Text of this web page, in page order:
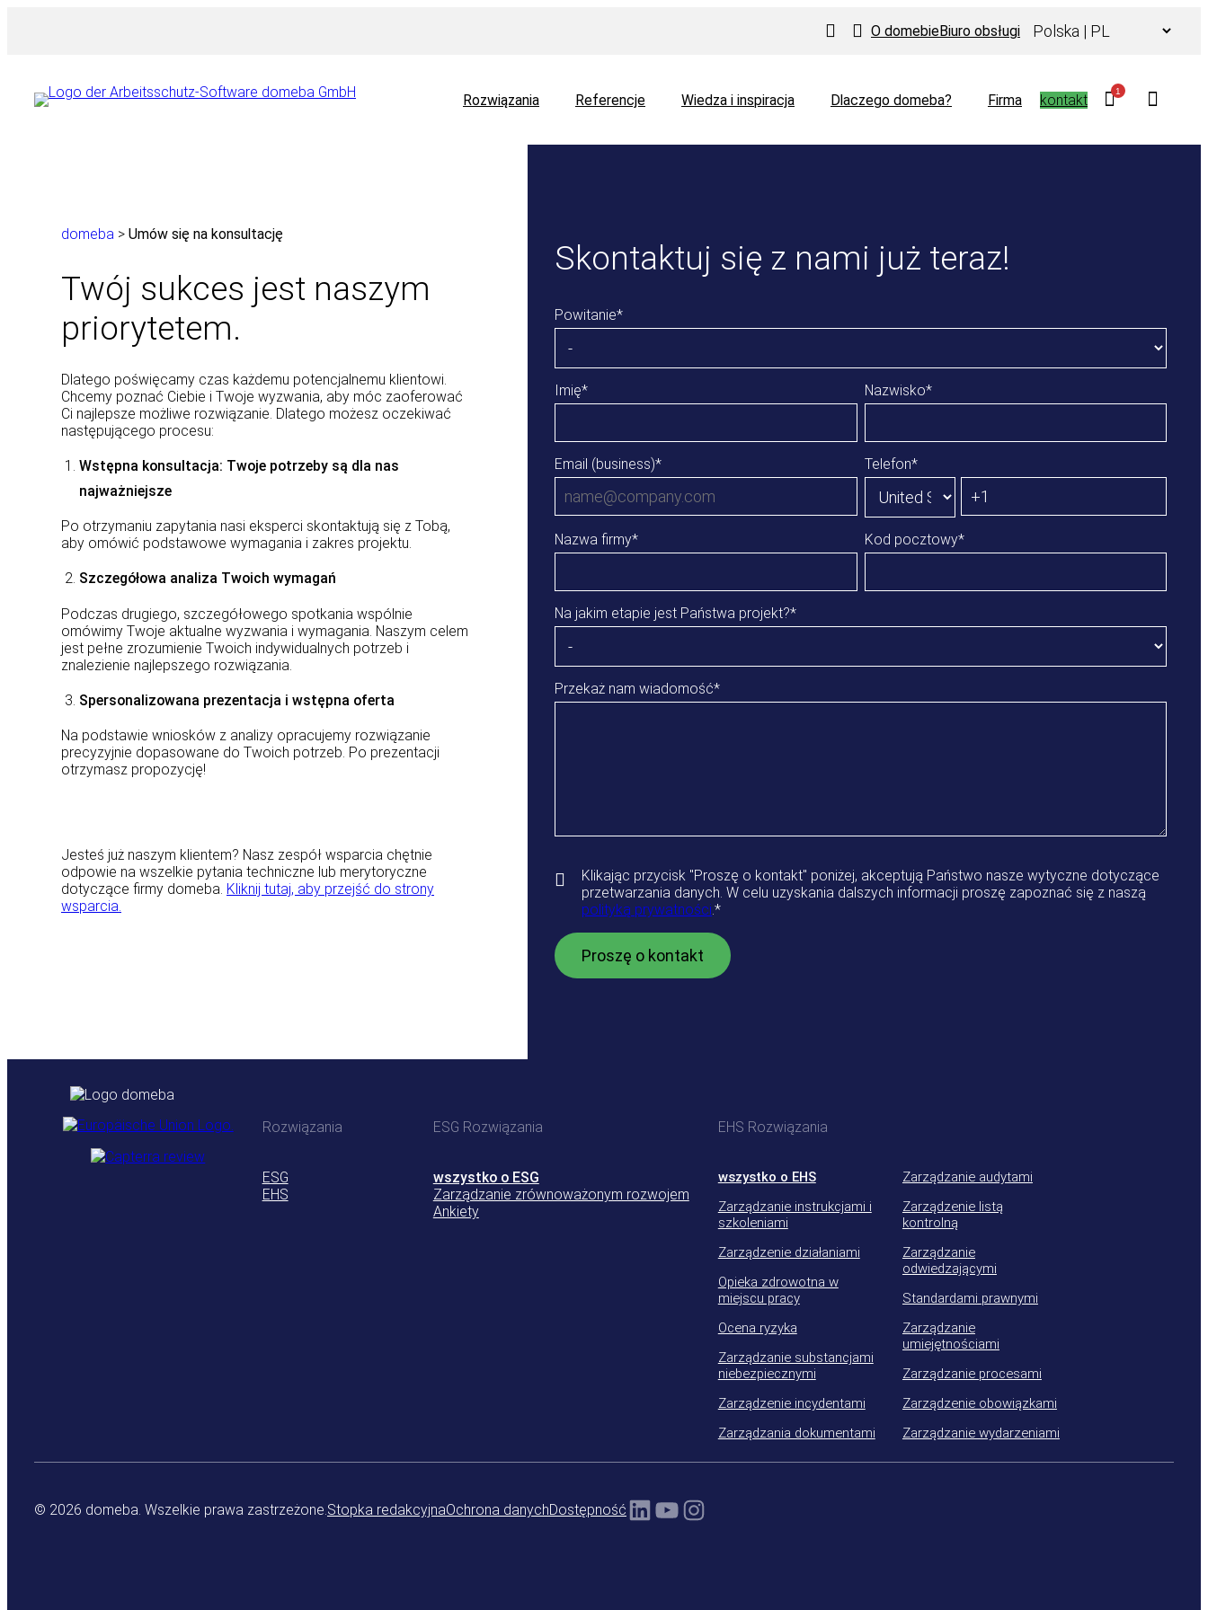
O domebieBiuro obsługijęzyk
Rozwiązania Referencje Wiedza i inspiracja Dlaczego domeba? Firma kontakt
1
domeba > Umów się na konsultację
Twój sukces jest naszym
priorytetem.
Dlatego poświęcamy czas każdemu potencjalnemu klientowi.
Chcemy poznać Ciebie i Twoje wyzwania, aby móc zaoferować
Ci najlepsze możliwe rozwiązanie. Dlatego możesz oczekiwać
następującego procesu:
Wstępna konsultacja: Twoje potrzeby są dla nas
najważniejsze
Po otrzymaniu zapytania nasi eksperci skontaktują się z Tobą,
aby omówić podstawowe wymagania i zakres projektu.
Szczegółowa analiza Twoich wymagań
Podczas drugiego, szczegółowego spotkania wspólnie
omówimy Twoje aktualne wyzwania i wymagania. Naszym celem
jest pełne zrozumienie Twoich indywidualnych potrzeb i
znalezienie najlepszego rozwiązania.
Spersonalizowana prezentacja i wstępna oferta
Na podstawie wniosków z analizy opracujemy rozwiązanie
precyzyjnie dopasowane do Twoich potrzeb. Po prezentacji
otrzymasz propozycję!
Jesteś już naszym klientem? Nasz zespół wsparcia chętnie
odpowie na wszelkie pytania techniczne lub merytoryczne
dotyczące firmy domeba. Kliknij tutaj, aby przejść do strony
wsparcia.
Skontaktuj się z nami już teraz!
Powitanie*
Imię* Nazwisko*
Email (business)* Telefon*
Nazwa firmy* Kod pocztowy*
Na jakim etapie jest Państwa projekt?*
Przekaż nam wiadomość*
Klikając przycisk "Proszę o kontakt" poniżej, akceptują Państwo nasze wytyczne dotyczące
przetwarzania danych. W celu uzyskania dalszych informacji proszę zapoznać się z naszą
polityką prywatności.*
Rozwiązania
ESG
EHS
ESG Rozwiązania
wszystko o ESG
Zarządzanie zrównoważonym rozwojem
Ankiety
EHS Rozwiązania
wszystko o EHS
Zarządzanie instrukcjami i
szkoleniami
Zarządzenie działaniami
Opieka zdrowotna w
miejscu pracy
Ocena ryzyka
Zarządzanie substancjami
niebezpiecznymi
Zarządzenie incydentami
Zarządzania dokumentami
Zarządzanie audytami
Zarządzenie listą
kontrolną
Zarządzanie
odwiedzającymi
Standardami prawnymi
Zarządzanie
umiejętnościami
Zarządzanie procesami
Zarządzenie obowiązkami
Zarządzanie wydarzeniami
© 2026 domeba. Wszelkie prawa zastrzeżone.Stopka redakcyjnaOchrona danychDostępnośćLinkedIn
YouTube
Instagram